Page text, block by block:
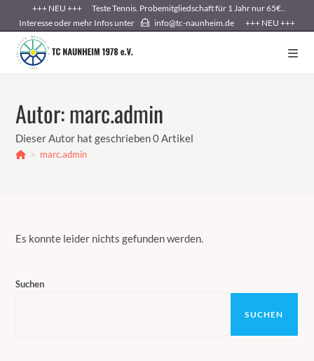
+++ NEU +++ Teste Tennis. Probemitgliedschaft für 1 Jahr nur 65€..
Interesse oder mehr Infos unter
info@tc-naunheim.de +++ NEU +++
Autor:marc.admin
Dieser Autor hat geschrieben 0 Artikel
> marc.admin
Es konnte leider nichts gefunden werden.
Suchen
SUCHEN